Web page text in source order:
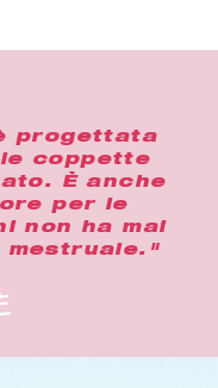
progettata
coppette
È anche
per le
non ha mai
mestruale."